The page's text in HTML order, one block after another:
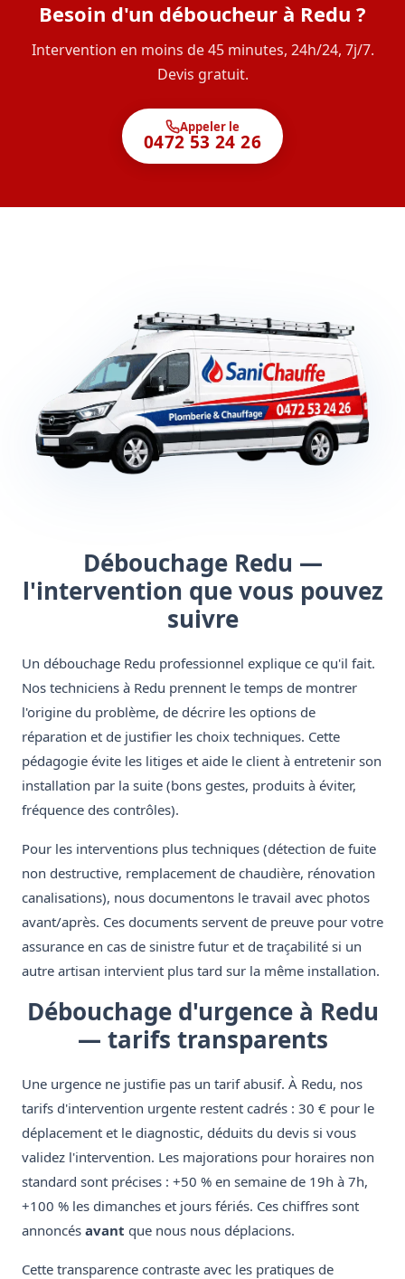
Besoin d'un déboucheur à Redu ?
Intervention en moins de 45 minutes, 24h/24, 7j/7.
Devis gratuit.
Appeler le
0472 53 24 26
Débouchage Redu —
l'intervention que vous pouvez
suivre
Un débouchage Redu professionnel explique ce qu'il fait.
Nos techniciens à Redu prennent le temps de montrer
l'origine du problème, de décrire les options de
réparation et de justifier les choix techniques. Cette
pédagogie évite les litiges et aide le client à entretenir son
installation par la suite (bons gestes, produits à éviter,
fréquence des contrôles).
Pour les interventions plus techniques (détection de fuite
non destructive, remplacement de chaudière, rénovation
canalisations), nous documentons le travail avec photos
avant/après. Ces documents servent de preuve pour votre
assurance en cas de sinistre futur et de traçabilité si un
autre artisan intervient plus tard sur la même installation.
Débouchage d'urgence à Redu
— tarifs transparents
Une urgence ne justifie pas un tarif abusif. À Redu, nos
tarifs d'intervention urgente restent cadrés : 30 € pour le
déplacement et le diagnostic, déduits du devis si vous
validez l'intervention. Les majorations pour horaires non
standard sont précises : +50 % en semaine de 19h à 7h,
+100 % les dimanches et jours fériés. Ces chiffres sont
annoncés avant que nous nous déplacions.
Cette transparence contraste avec les pratiques de